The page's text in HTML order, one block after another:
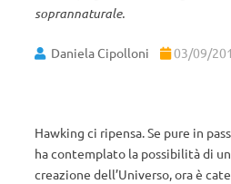
soprannaturale.
Daniela Cipolloni 03/09/
Hawking ci ripensa. Se pure in
ha contemplato la possibilità di
creazione dell’Universo, ora è